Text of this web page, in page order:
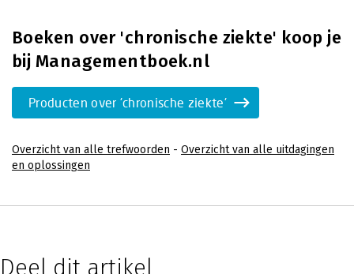
Boeken over 'chronische ziekte' koop je
bij Managementboek.nl
Producten over 'chronische ziekte'
Overzicht van alle trefwoorden - Overzicht van alle uitdagingen
en oplossingen
Deel dit artikel